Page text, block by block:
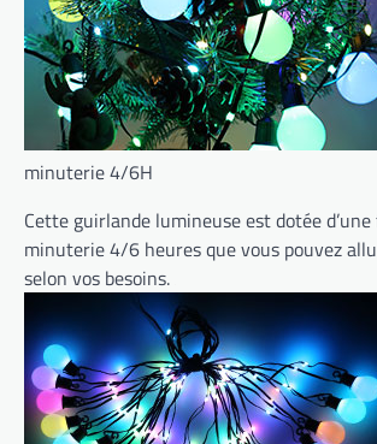
minuterie 4/6H
Cette guirlande lumineuse est dotée
minuterie 4/6 heures que vous pouvez
selon vos besoins.